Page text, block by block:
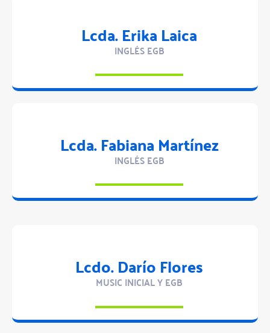
Lcda. Erika Laica
INGLÉS EGB
Lcda. Fabiana Martínez
INGLÉS EGB
Lcdo. Darío Flores
MUSIC INICIAL Y EGB